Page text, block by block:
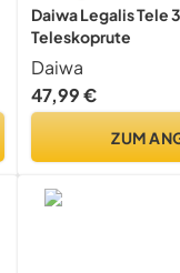
Daiwa Legalis Tele
Teleskoprute
Daiwa
47,99 €
ZUM